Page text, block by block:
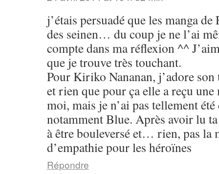
j’étais persuadé que les manga
des seinen… du coup je ne l’ai
compte dans ma réflexion ^^
que je trouve très touchant.
Pour Kiriko Nananan, j’adore
et rien que pour ça elle a reçu
moi, mais je n’ai pas tellement
notamment Blue. Après avoir lu
à être bouleversé et… rien, pas la
d’empathie pour les héroïnes
Répondre